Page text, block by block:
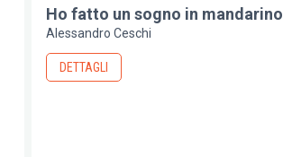
Ho fatto un sogno in mandarino
Alessandro Ceschi
DETTAGLI